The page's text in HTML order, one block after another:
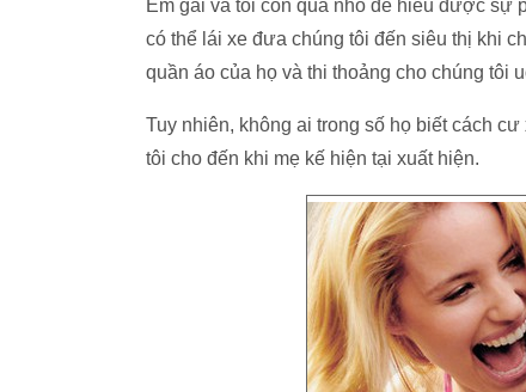
Em gái và tôi còn quá nhỏ để hiểu được sự
có thể lái xe đưa chúng tôi đến siêu thị khi
quần áo của họ và thi thoảng cho chúng tôi
Tuy nhiên, không ai trong số họ biết cách
tôi cho đến khi mẹ kế hiện tại xuất hiện.